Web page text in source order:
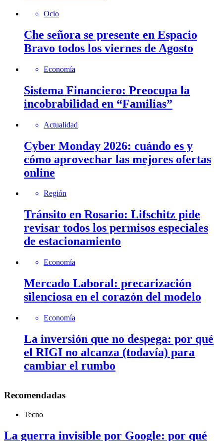
Ocio
Che señora se presente en Espacio
Bravo todos los viernes de Agosto
Economía
Sistema Financiero: Preocupa la
incobrabilidad en “Familias”
Actualidad
Cyber Monday 2026: cuándo es y
cómo aprovechar las mejores ofertas
online
Región
Tránsito en Rosario: Lifschitz pide
revisar todos los permisos especiales
de estacionamiento
Economía
Mercado Laboral: precarización
silenciosa en el corazón del modelo
Economía
La inversión que no despega: por qué
el RIGI no alcanza (todavía) para
cambiar el rumbo
Recomendadas
Tecno
La guerra invisible por Google: por qué